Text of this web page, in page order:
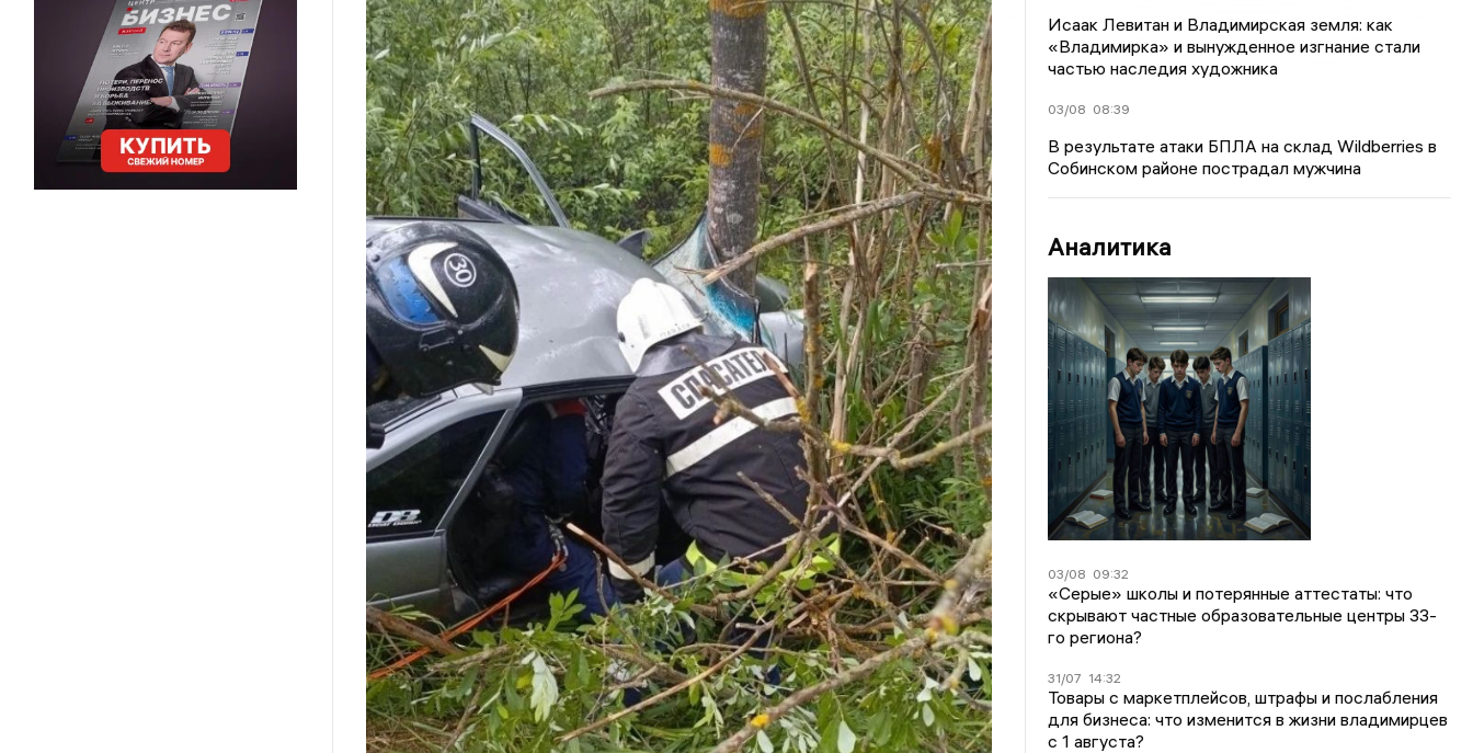
Исаак Левитан и Владимирская земля: как
«Владимирка» и вынужденное изгнание стали
частью наследия художника
03/08 08:39
В результате атаки БПЛА на склад Wildberries в
Собинском районе пострадал мужчина
Аналитика
03/08 09:32
«Серые» школы и потерянные аттестаты: что
скрывают частные образовательные центры 33-
го региона?
31/07 14:32
Товары с маркетплейсов, штрафы и послабления
для бизнеса: что изменится в жизни владимирцев
с 1 августа?